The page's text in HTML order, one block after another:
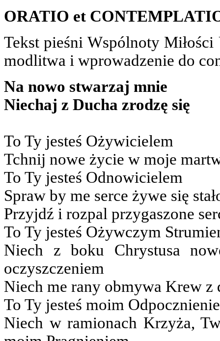
ORATIO et
Tekst pieśni Wspólnoty
modlitwa i wprowadzenie do
Na nowo stwarzaj mnie
Niechaj z Ducha zrodzę się
To Ty jesteś Ożywicielem
Tchnij nowe życie w moje
To Ty jesteś Odnowicielem
Spraw by me serce żywe się
Przyjdź i rozpal przygaszone
To Ty jesteś Ożywczym
Niech z boku Chrystusa
oczyszczeniem
Niech me rany obmywa Krew z
To Ty jesteś moim
Niech w ramionach Krzyża,